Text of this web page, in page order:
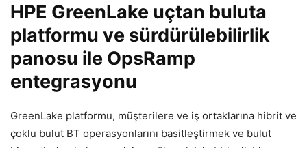
HPE GreenLake uçtan buluta
platformu ve sürdürülebilirlik
panosu ile OpsRamp
entegrasyonu
GreenLake platformu, müşterilere ve iş ortaklarına hibrit ve
çoklu bulut BT operasyonlarını basitleştirmek ve bulut